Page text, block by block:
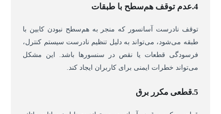
4.عدم توقف هم‌سطح با طبقات
توقف نادرست آسانسور که منجر به هم‌سطح نبودن کابین با
طبقه می‌شود، می‌تواند به دلیل تنظیم نادرست سیستم کنترل،
فرسودگی قطعات یا نقص در سنسورها باشد. این مشکل
می‌تواند خطرات ایمنی برای کاربران ایجاد کند.
5.قطعی مکرر برق